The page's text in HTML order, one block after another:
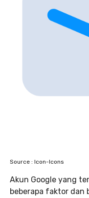
Source : Icon-Icons
Akun Google yang
beberapa faktor dan